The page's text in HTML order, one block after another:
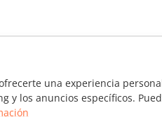
una experiencia
y los anuncios específicos.